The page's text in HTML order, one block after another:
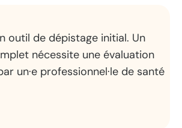
outil de dépistage initial. Un
nécessite une évaluation
un·e professionnel·le de santé